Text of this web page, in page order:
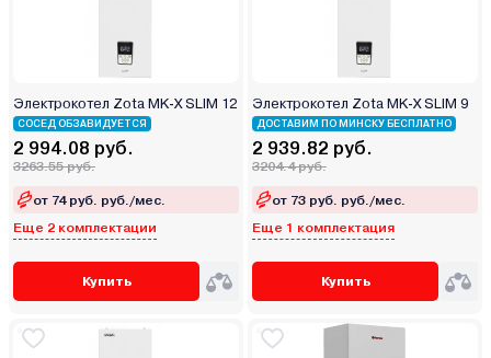
Электрокотел Zota MK-X SLIM 12
СОСЕД ОБЗАВИДУЕТСЯ
2 994.08 руб.
3263.55 руб.
от 74 руб. руб./мес.
Еще 2 комплектации
Купить
Электрокотел Zota MK-X SLIM 9
ДОСТАВИМ ПО МИНСКУ БЕСПЛАТНО
2 939.82 руб.
3204.4 руб.
от 73 руб. руб./мес.
Еще 1 комплектация
Купить